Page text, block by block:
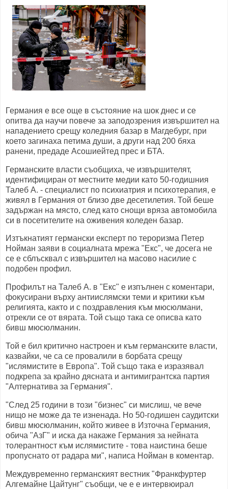
Германия е все още в състояние на шок днес и се
опитва да научи повече за заподозрения извършител на
нападението срещу коледния базар в Магдебург, при
което загинаха петима души, а други над 200 бяха
ранени, предаде Асошиейтед прес и БТА.
Германските власти съобщиха, че извършителят,
идентифициран от местните медии като 50-годишния
Талеб А. - специалист по психиатрия и психотерапия, е
живял в Германия от близо две десетилетия. Той беше
задържан на място, след като снощи вряза автомобила
си в посетителите на оживения коледен базар.
Изтъкнатият германски експерт по тероризма Петер
Нойман заяви в социалната мрежа "Екс", че досега не
се е сблъсквал с извършител на масово насилие с
подобен профил.
Профилът на Талеб А. в "Екс" е изпълнен с коментари,
фокусирани върху антиислямски теми и критики към
религията, както и с поздравления към мюсюлмани,
отрекли се от вярата. Той също така се описва като
бивш мюсюлманин.
Той е бил критично настроен и към германските власти,
казвайки, че са се провалили в борбата срещу
"ислямистите в Европа". Той също така е изразявал
подкрепа за крайно дясната и антимигрантска партия
"Алтернатива за Германия".
"След 25 години в този "бизнес" си мислиш, че вече
нищо не може да те изненада. Но 50-годишен саудитски
бивш мюсюлманин, който живее в Източна Германия,
обича "АзГ" и иска да накаже Германия за нейната
толерантност към ислямистите - това наистина беше
пропуснато от радара ми", написа Нойман в коментар.
Междувременно германският вестник "Франкфуртер
Алгемайне Цайтунг" съобщи, че е е интервюирал